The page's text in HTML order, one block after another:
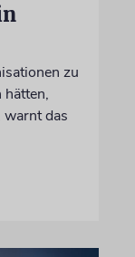
zu
hätten,
warnt das